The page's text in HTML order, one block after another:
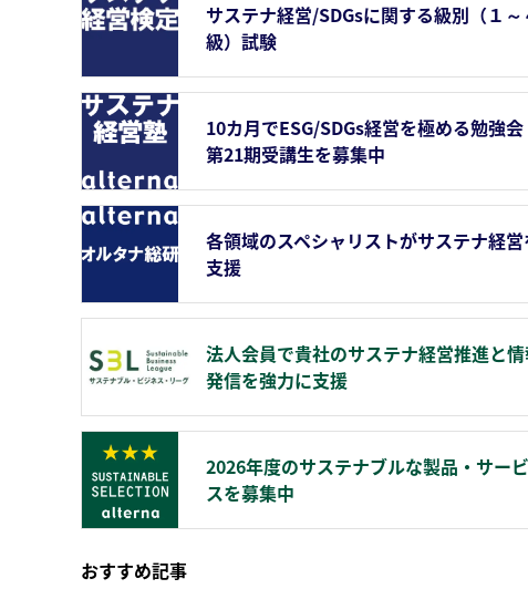
サステナ経営/SDGsに関する級別（１～
級）試験
10カ月でESG/SDGs経営を極める勉強
第21期受講生を募集中
各領域のスペシャリストがサステナ経
支援
法人会員で貴社のサステナ経営推進と
発信を強力に支援
2026年度のサステナブルな製品・サービ
スを募集中
おすすめ記事